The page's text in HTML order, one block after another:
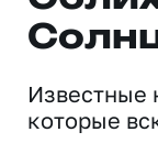
Известные
которые